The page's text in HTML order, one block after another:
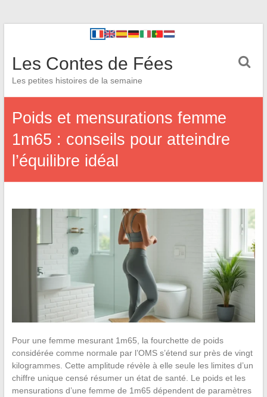
Les Contes de Fées
Les petites histoires de la semaine
Poids et mensurations femme
1m65 : conseils pour atteindre
l’équilibre idéal
Pour une femme mesurant 1m65, la fourchette de poids
considérée comme normale par l’OMS s’étend sur près de vingt
kilogrammes. Cette amplitude révèle à elle seule les limites d’un
chiffre unique censé résumer un état de santé. Le poids et les
mensurations d’une femme de 1m65 dépendent de paramètres